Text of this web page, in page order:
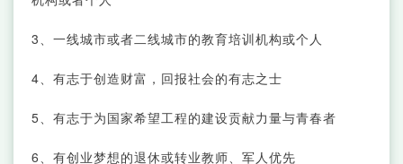
3、一线城市或者二线城市的教育培训机构或个人
4、有志于创造财富，回报社会的有志之士
5、有志于为国家希望工程的建设贡献力量与青春者
6、有创业梦想的退休或转业教师、军人优先